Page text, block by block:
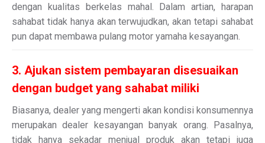
dengan kualitas berkelas mahal. Dalam artian, harapan
sahabat tidak hanya akan terwujudkan, akan tetapi sahabat
pun dapat membawa pulang motor yamaha kesayangan.
3. Ajukan sistem pembayaran disesuaikan
dengan budget yang sahabat miliki
Biasanya, dealer yang mengerti akan kondisi konsumennya
merupakan dealer kesayangan banyak orang. Pasalnya,
tidak hanya sekadar menjual produk akan tetapi juga